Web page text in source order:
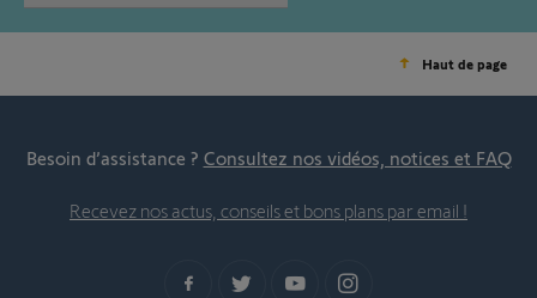
Haut de page
Besoin d’assistance ? Consultez nos vidéos, notices et FAQ
Recevez nos actus, conseils et bons plans par email !